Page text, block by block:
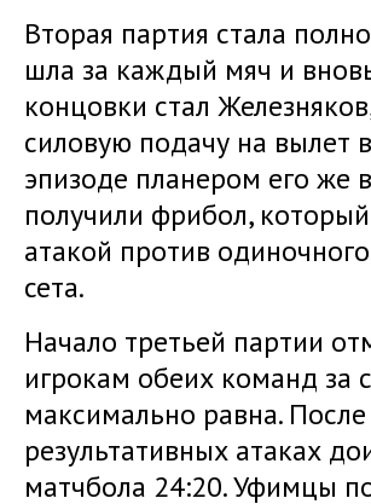
Вторая партия стала
шла за каждый мяч и
концовки стал
силовую подачу на вылет
эпизоде планером его же
получили фрибол,
атакой против
сета.
Начало третьей партии
игрокам обеих команд за
максимально равна.
результативных атаках
матчбола 24:20. Уфимцы